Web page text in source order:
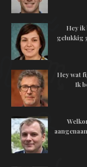
Hey ik
gelukkig
Hey wat
Ik